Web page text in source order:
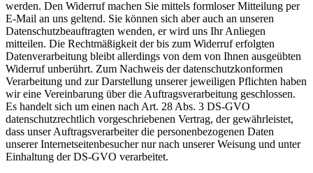
werden. Den Widerruf machen Sie mittels formloser Mitteilung per
E-Mail an uns geltend. Sie können sich aber auch an unseren
Datenschutzbeauftragten wenden, er wird uns Ihr Anliegen
mitteilen. Die Rechtmäßigkeit der bis zum Widerruf erfolgten
Datenverarbeitung bleibt allerdings von dem von Ihnen ausgeübten
Widerruf unberührt. Zum Nachweis der datenschutzkonformen
Verarbeitung und zur Darstellung unserer jeweiligen Pflichten haben
wir eine Vereinbarung über die Auftragsverarbeitung geschlossen.
Es handelt sich um einen nach Art. 28 Abs. 3 DS-GVO
datenschutzrechtlich vorgeschriebenen Vertrag, der gewährleistet,
dass unser Auftragsverarbeiter die personenbezogenen Daten
unserer Internetseitenbesucher nur nach unserer Weisung und unter
Einhaltung der DS-GVO verarbeitet.